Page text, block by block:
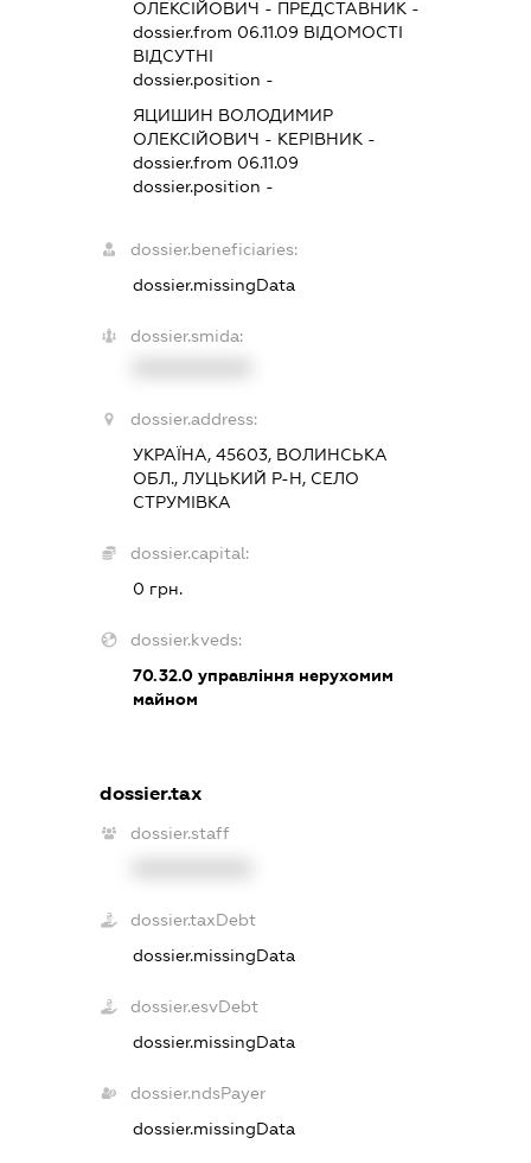
ОЛЕКСІЙОВИЧ - ПРЕДСТАВНИК -
dossier.from 06.11.09 ВІДОМОСТІ
ВІДСУТНІ
dossier.position -
ЯЦИШИН ВОЛОДИМИР
ОЛЕКСІЙОВИЧ - КЕРІВНИК -
dossier.from 06.11.09
dossier.position -
dossier.beneficiaries:
dossier.missingData
dossier.smida:
dossier.address:
УКРАЇНА, 45603, ВОЛИНСЬКА
ОБЛ., ЛУЦЬКИЙ Р-Н, СЕЛО
СТРУМІВКА
dossier.capital:
0 грн.
dossier.kveds:
70.32.0управління нерухомим
майном
dossier.tax
dossier.staff
dossier.taxDebt
dossier.missingData
dossier.esvDebt
dossier.missingData
dossier.ndsPayer
dossier.missingData